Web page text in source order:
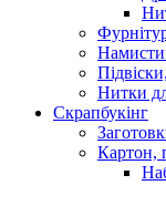
Нитки
Скрапбукінг
Картон,